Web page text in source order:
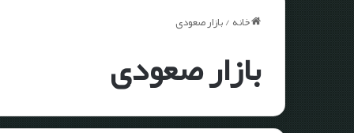
خانه/بازار صعودی
بازار صعودی